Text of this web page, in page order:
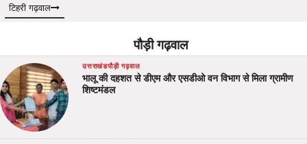
टिहरी गढ़वाल
पौड़ी गढ़वाल
उत्तराखंडपौड़ी गढ़वाल
भालू की दहशत से डीएम और एसडीओ वन विभाग से मिला ग्रामीण
शिष्टमंडल